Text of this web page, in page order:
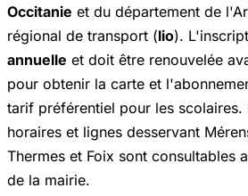
Occitanie et du département de
régional de transport (lio).
annuelle et doit être renouvelée
pour obtenir la carte et
tarif préférentiel pour les
horaires et lignes desservant
Thermes et Foix sont consultables
de la mairie.